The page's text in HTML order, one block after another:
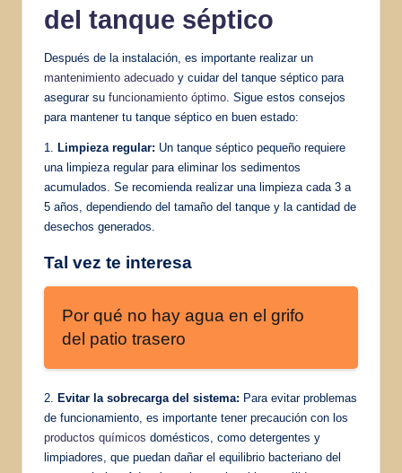
del tanque séptico
Después de la instalación, es importante realizar un
mantenimiento adecuado y cuidar del tanque séptico para
asegurar su funcionamiento óptimo . Sigue estos consejos
para mantener tu tanque séptico en buen estado:
1. Limpieza regular: Un tanque séptico pequeño requiere
una limpieza regular para eliminar los sedimentos
acumulados. Se recomienda realizar una limpieza cada 3 a
5 años, dependiendo del tamaño del tanque y la cantidad de
desechos generados.
Tal vez te interesa
Por qué no hay agua en el grifo
del patio trasero
2. Evitar la sobrecarga del sistema: Para evitar problemas
de funcionamiento, es importante tener precaución con los
productos químicos domésticos, como detergentes y
limpiadores, que puedan dañar el equilibrio bacteriano del